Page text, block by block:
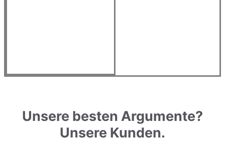
Unsere besten Argumente?
Unsere Kunden.